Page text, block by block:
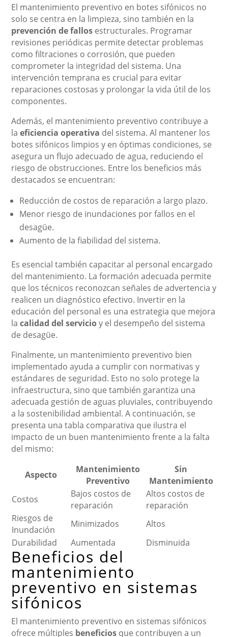
El mantenimiento preventivo en botes sifónicos no
solo se centra en la limpieza, sino también en la
prevención de fallos estructurales. Programar
revisiones periódicas permite detectar problemas
como filtraciones o corrosión, que pueden
comprometer la integridad del sistema. Una
intervención temprana es crucial para evitar
reparaciones costosas y prolongar la vida útil de los
componentes.
Además, el mantenimiento preventivo contribuye a
laeficiencia operativa del sistema. Al mantener los
botes sifónicos limpios y en óptimas condiciones, se
asegura un flujo adecuado de agua, reduciendo el
riesgo de obstrucciones. Entre los beneficios más
destacados se encuentran:
Reducción de costos de reparación a largo plazo.
Menor riesgo de inundaciones por fallos en el
desagüe.
Aumento de la fiabilidad del sistema.
Es esencial también capacitar al personal encargado
del mantenimiento. La formación adecuada permite
que los técnicos reconozcan señales de advertencia y
realicen un diagnóstico efectivo. Invertir en la
educación del personal es una estrategia que mejora
lacalidad del servicioy el desempeño del sistema
de desagüe.
Finalmente, un mantenimiento preventivo bien
implementado ayuda a cumplir con normativas y
estándares de seguridad. Esto no solo protege la
infraestructura, sino que también garantiza una
adecuada gestión de aguas pluviales, contribuyendo
a la sostenibilidad ambiental. A continuación, se
presenta una tabla comparativa que ilustra el
impacto de un buen mantenimiento frente a la falta
del mismo:
Aspecto
Mantenimiento
Preventivo
Sin
Mantenimiento
Costos
Bajos costos de
reparación
Altos costos de
reparación
Riesgos de
Inundación
Minimizados
Altos
Durabilidad
Aumentada Disminuida
Beneficios del
mantenimiento
preventivo en sistemas
sifónicos
El mantenimiento preventivo en sistemas sifónicos
ofrece múltiples beneficios que contribuyen a un